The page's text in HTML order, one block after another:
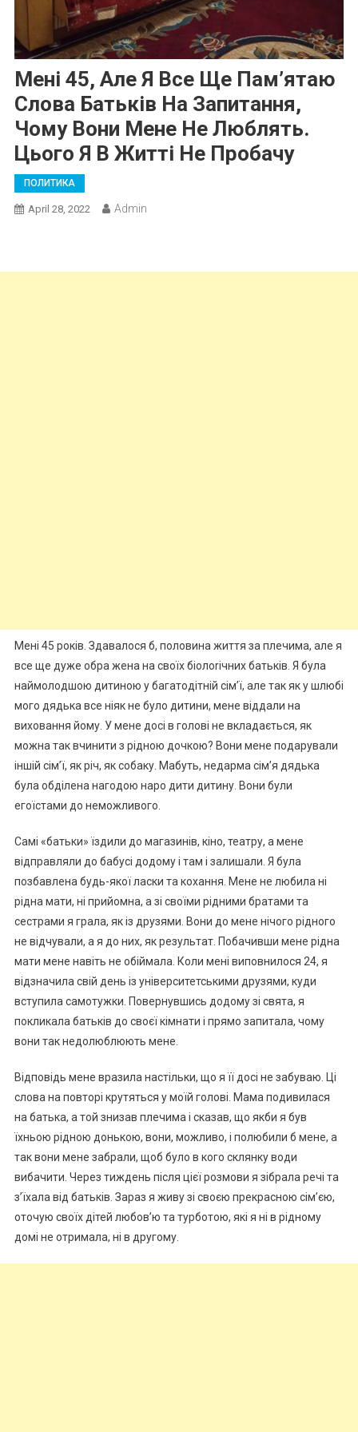
Мені 45, Але Я Все Ще Пам’ятаю
Слова Батьків На Запитання,
Чому Вони Мене Не Люблять.
Цього Я В Житті Не Пробачу
ПОЛИТИКА
April 28, 2022 Admin
Мені 45 років. Здавалося б, половина життя за плечима, але я
все ще дуже обра жена на своїх біолоrічних батьків. Я була
наймолодшою дитиною у багатодітній сім’ї, але так як у шлюбі
мого дядька все ніяк не було дитини, мене віддали на
виховання йому. У мене досі в голові не вкладається, як
можна так вчинити з рідною дочкою? Вони мене подарували
іншій сім’ї, як річ, як собаку. Мабуть, недарма сім’я дядька
була обділена нагодою наро дити дитину. Вони були
егоїстами до неможливого.
Самі «батьки» їздили до магазинів, кіно, театру, а мене
відправляли до бабусі додому і там і залишали. Я була
позбавлена будь-якої ласки та кохання. Мене не любила ні
рідна мати, ні прийомна, а зі своїми рідними братами та
сестрами я грала, як із друзями. Вони до мене нічого рідного
не відчували, а я до них, як результат. Побачивши мене рідна
мати мене навіть не обіймала. Коли мені виповнилося 24, я
відзначила свій день із університетськими друзями, куди
вступила самотужки. Повернувшись додому зі свята, я
покликала батьків до своєї кімнати і прямо запитала, чому
вони так недолюблюють мене.
Відповідь мене вразила настільки, що я її досі не забуваю. Ці
слова на повторі крутяться у моїй голові. Мама подивилася
на батька, а той знизав плечима і сказав, що якби я був
їхньою рідною донькою, вони, можливо, і полюбили б мене, а
так вони мене забрали, щоб було в кого склянку води
вибачити. Через тиждень після цієї розмови я зібрала речі та
з’їхала від батьків. Зараз я живу зі своєю прекрасною сім’єю,
оточую своїх дітей любов’ю та турботою, які я ні в рідному
домі не отримала, ні в другому.